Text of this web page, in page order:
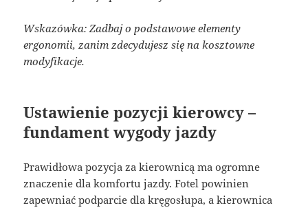
Wskazówka: Zadbaj o podstawowe elementy
ergonomii, zanim zdecydujesz się na kosztowne
modyfikacje.
Ustawienie pozycji kierowcy –
fundament wygody jazdy
Prawidłowa pozycja za kierownicą ma ogromne
znaczenie dla komfortu jazdy. Fotel powinien
zapewniać podparcie dla kręgosłupa, a kierownica